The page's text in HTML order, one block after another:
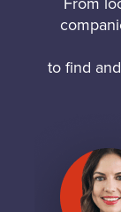
to find